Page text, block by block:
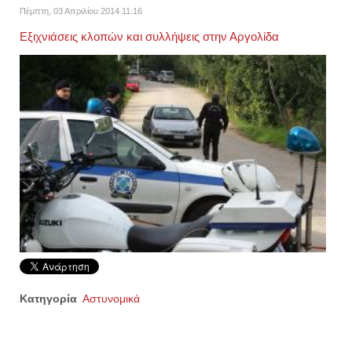
Πέμπτη, 03 Απριλίου 2014 11:16
Εξιχνιάσεις κλοπών και συλλήψεις στην Αργολίδα
Κατηγορία Αστυνομικά